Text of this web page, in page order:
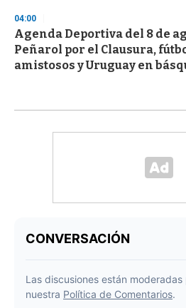
04:00
Agenda Deportiva del 8 de
Peñarol por el Clausura,
amistosos y Uruguay en